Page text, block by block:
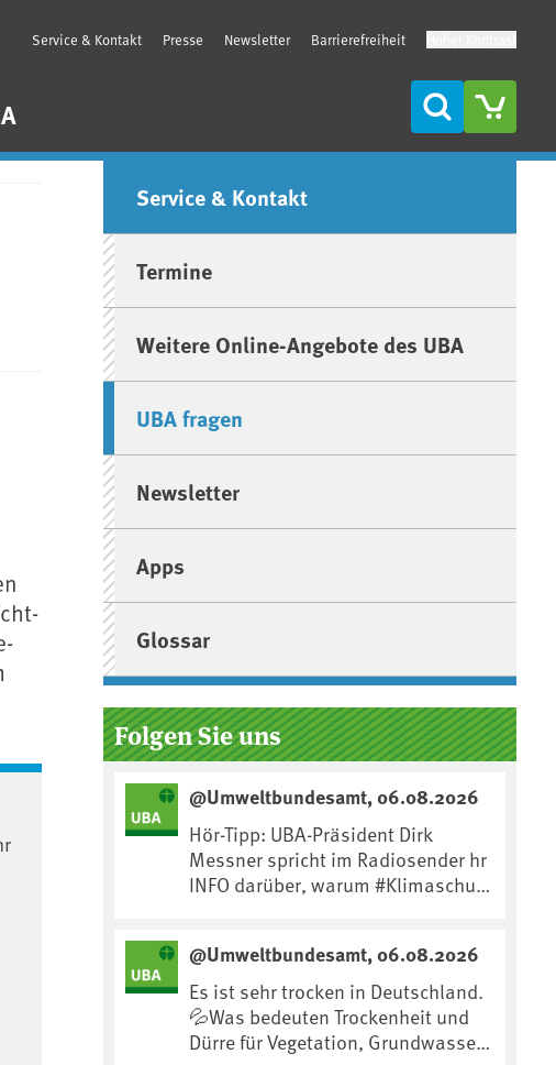
Service & Kontakt Presse Newsletter Barrierefreiheit
Suche
Seitenleiste
Service & Kontakt
Termine
Weitere Online-Angebote des UBA
UBA fragen
Newsletter
Apps
Glossar
Folgen Sie uns
@Umweltbundesamt, 06.08.2026
Hör-Tipp: UBA-Präsident Dirk
Messner spricht im Radiosender hr
INFO darüber, warum #Klimaschutz
Klimafolgen anpassen können:
https://www.ardsounds.de/episod
e/urn:ard:episode:0e7cf1c4b819c2
6d/
@Umweltbundesamt, 06.08.2026
Es ist sehr trocken in Deutschland.
💦Was bedeuten Trockenheit und
Dürre für Vegetation, Grundwasser